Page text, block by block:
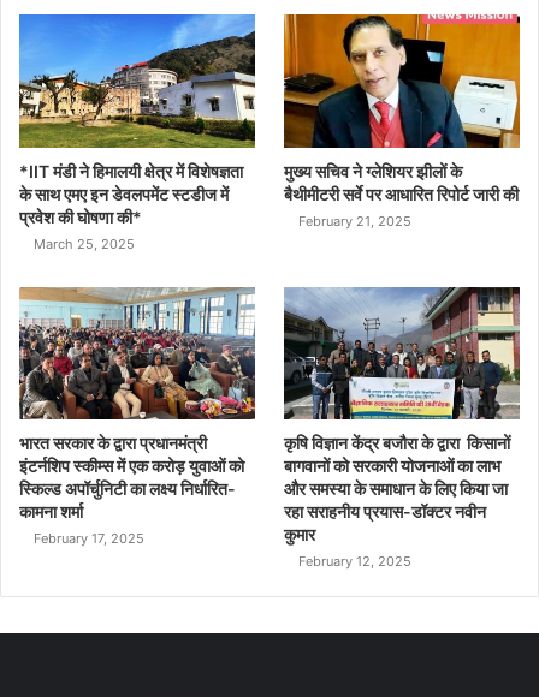
*IIT मंडी ने हिमालयी क्षेत्र में विशेषज्ञता
के साथ एमए इन डेवलपमेंट स्टडीज में
प्रवेश की घोषणा की*
March 25, 2025
मुख्य सचिव ने ग्लेशियर झीलों के
बैथीमीटरी सर्वे पर आधारित रिपोर्ट जारी की
February 21, 2025
भारत सरकार के द्वारा प्रधानमंत्री
इंटर्नशिप स्कीम्स में एक करोड़ युवाओं को
स्किल्ड अपॉर्चुनिटी का लक्ष्य निर्धारित-
कामना शर्मा
February 17, 2025
कृषि विज्ञान केंद्र बजौरा के द्वारा किसानों
बागवानों को सरकारी योजनाओं का लाभ
और समस्या के समाधान के लिए किया जा
रहा सराहनीय प्रयास-डॉक्टर नवीन
कुमार
February 12, 2025